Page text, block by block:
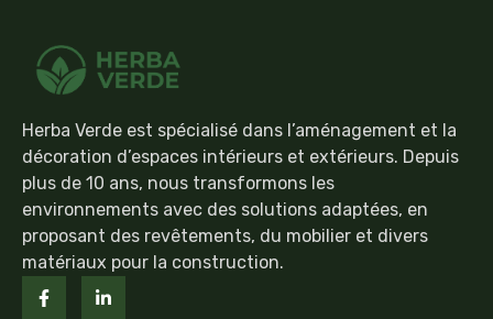
Herba Verde est spécialisé dans l’aménagement et la
décoration d’espaces intérieurs et extérieurs. Depuis
plus de 10 ans, nous transformons les
environnements avec des solutions adaptées, en
proposant des revêtements, du mobilier et divers
matériaux pour la construction.